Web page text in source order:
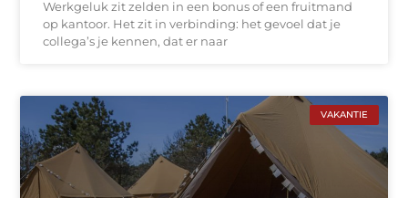
Werkgeluk zit zelden in een bonus of een fruitmand
op kantoor. Het zit in verbinding: het gevoel dat je
collega’s je kennen, dat er naar
VAKANTIE